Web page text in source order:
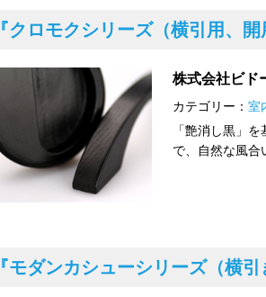
『クロモクシリーズ（横引用、開
株式会社ビド
カテゴリー： 室
「艶消し黒」
で、自然な風合
『モダンカシューシリーズ（横引